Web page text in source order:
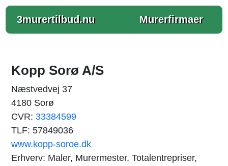
3murertilbud.nu Murerfirmaer
Kopp Sorø A/S
Næstvedvej 37
4180 Sorø
CVR: 33384599
TLF: 57849036
www.kopp-soroe.dk
Erhverv: Maler, Murermester, Totalentrepriser,